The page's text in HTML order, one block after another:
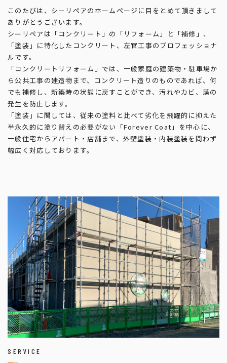
このたびは、シーリペアのホームページに目をとめて頂きまして
ありがとうございます。
シーリペアは「コンクリート」の「リフォーム」と「補修」、
「塗装」に特化したコンクリート、左官工事のプロフェッショナ
ルです。
「コンクリートリフォーム」では、一般家庭の建築物・駐車場か
ら公共工事の建造物まで、コンクリート造りのものであれば、何
でも補修し、新築時の状態に戻すことができ、汚れやカビ、藻の
発生を防止します。
「塗装」に関しては、従来の塗料と比べて劣化を飛躍的に抑えた
半永久的に塗り替えの必要がない「Forever Coat」を中心に、
一般住宅からアパート・店舗まで、外壁塗装・内装塗装を問わず
幅広く対応しております。
SERVICE